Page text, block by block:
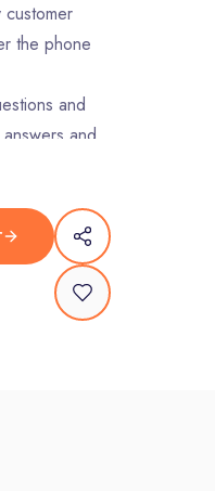
the phone
and
and
returns;
sellers;
digital